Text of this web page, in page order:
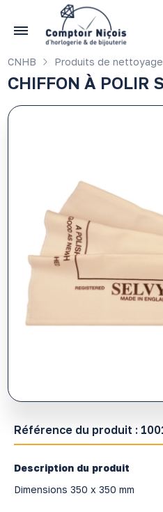
CNHB Produits de nettoyage
CHIFFON À POLIR
Référence du produit :
Description du produit
Dimensions 350 x 350 mm
Gérer les préférences en